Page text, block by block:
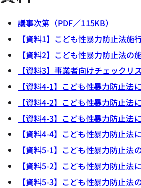
議事次第（PDF／115KB）
【資料1】こども性暴力防止法
【資料2】こども性暴力防止法の
【資料3】事業者向けチェックリ
【資料4-1】こども性暴力防止法
【資料4-2】こども性暴力防止法
【資料4-3】こども性暴力防止
【資料4-4】こども性暴力防止法
【資料5-1】こども性暴力防止法
【資料5-2】こども性暴力防止法
【資料5-3】こども性暴力防止